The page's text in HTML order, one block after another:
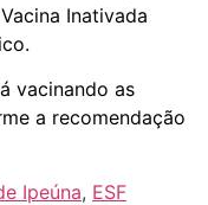
Inativada
vacinando as
a recomendação
Ipeúna, ESF